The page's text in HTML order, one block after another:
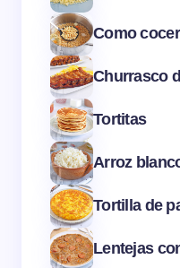
Como
Churrasco
Tortitas
Arroz
Tortilla de
Lentejas